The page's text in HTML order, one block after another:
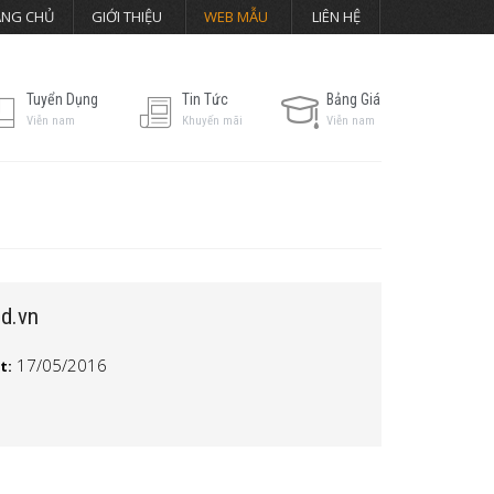
CHỦ GIỚI THIỆU WEB MẪU LIÊN HỆ
Tuyển Dụng
Viễn nam
Tin Tức
Khuyến mãi
Bảng Giá
Viễn nam
17/05/2016